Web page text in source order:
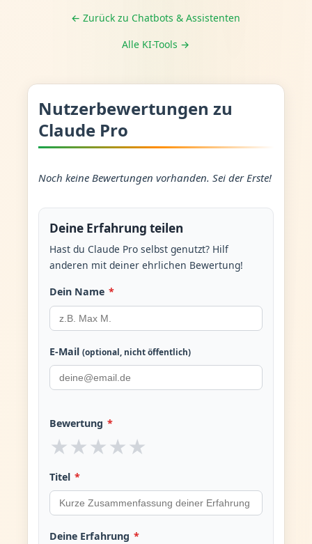
← Zurück zu Chatbots & Assistenten
Alle KI-Tools →
Nutzerbewertungen zu
Claude Pro
Noch keine Bewertungen vorhanden. Sei der Erste!
Deine Erfahrung teilen
Hast du Claude Pro selbst genutzt? Hilf
anderen mit deiner ehrlichen Bewertung!
Dein Name *
E-Mail (optional, nicht öffentlich)
Bewertung *
★ ★ ★ ★ ★
Titel *
Deine Erfahrung *